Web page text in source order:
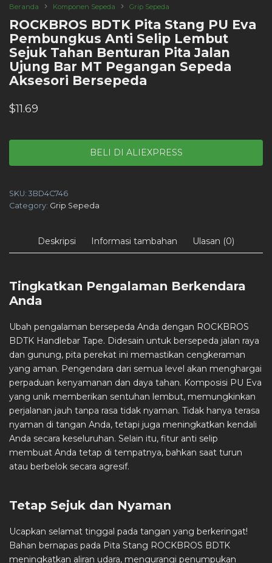
Beranda Komponen Sepeda Grip Sepeda
ROCKBROS BDTK Pita Stang PU Eva
Pembungkus Anti Selip Lembut
Sejuk Tahan Benturan Pita Jalan
Ujung Bar MT Pegangan Sepeda
Aksesori Bersepeda
$11.69
BELI DI ALIEXPRESS
SKU: 3BD4C746
Category: Grip Sepeda
Deskripsi Informasi tambahan Ulasan (0)
Tingkatkan Pengalaman Berkendara
Anda
Ubah pengalaman bersepeda Anda dengan ROCKBROS
BDTK Handlebar Tape. Didesain untuk bersepeda jalan raya
dan gunung, pita perekat ini memastikan cengkeraman
yang aman. Pengendara dari semua level akan menghargai
perpaduan kenyamanan dan daya tahan. Komposisi PU Eva
yang unik memberikan sentuhan lembut, memungkinkan
perjalanan jauh tanpa rasa tidak nyaman. Tidak hanya terasa
nyaman di tangan Anda, tetapi juga meningkatkan kendali
Anda secara keseluruhan. Selain itu, fitur anti selip
membuat Anda tetap di tempatnya, bahkan saat turun
atau berbelok secara agresif.
Tetap Sejuk dan Nyaman
Ucapkan selamat tinggal pada tangan yang berkeringat!
Bahan bernapas pada Pita Stang ROCKBROS BDTK
meningkatkan aliran udara, mengurangi penumpukan